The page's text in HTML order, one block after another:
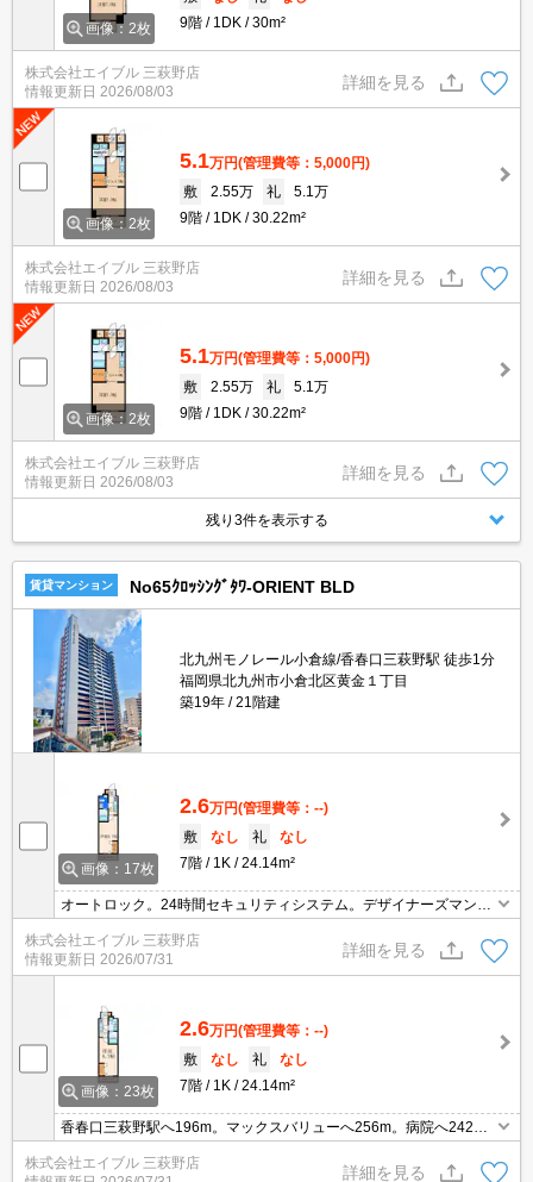
画像：2枚
9階
1DK 30m²
株式会社エイブル 三萩野店
情報更新日 2026/08/03
詳細を見る
画像：2枚
5.1万円(管理費等：5,000円)
敷
2.55万 礼
5.1万
9階
1DK 30.22m²
株式会社エイブル 三萩野店
情報更新日 2026/08/03
詳細を見る
画像：2枚
5.1万円(管理費等：5,000円)
敷
2.55万 礼
5.1万
9階
1DK 30.22m²
株式会社エイブル 三萩野店
情報更新日 2026/08/03
詳細を見る
残り3件を表示する
賃貸マンション No65ｸﾛｯｼﾝｸﾞﾀﾜ-ORIENT BLD
北九州モノレール小倉線/香春口三萩野駅 徒歩1分
福岡県北九州市小倉北区黄金１丁目
築19年
21階建
画像：17枚
2.6万円(管理費等：--)
敷
なし 礼
なし
7階
1K 24.14m²
オートロック。24時間セキュリティシステム。デザイナーズマンシ
ョン。敷金・礼金なし。
株式会社エイブル 三萩野店
情報更新日 2026/07/31
詳細を見る
画像：23枚
2.6万円(管理費等：--)
敷
なし 礼
なし
7階
1K 24.14m²
香春口三萩野駅へ196m。マックスバリューへ256m。病院へ242
m。セブンイレブンへ180m。銀行へ179m。ニトリまで298m。
株式会社エイブル 三萩野店
詳細を見る